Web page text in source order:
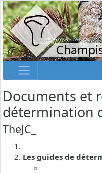
Documents et
détermination
TheJC_
Les guides de